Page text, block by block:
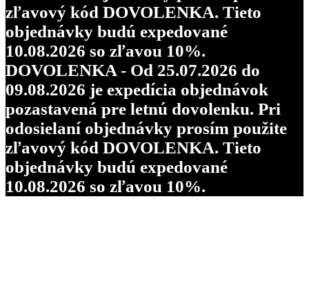
zľavový kód DOVOLENKA. Tieto
objednávky budú expedované
10.08.2026 so zľavou 10%.
DOVOLENKA - Od 25.07.2026 do
09.08.2026 je expedícia objednávok
pozastavená pre letnú dovolenku. Pri
odosielaní objednávky prosím použite
zľavový kód DOVOLENKA. Tieto
objednávky budú expedované
10.08.2026 so zľavou 10%.